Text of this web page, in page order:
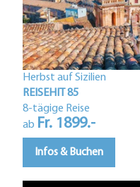
Herbst auf Sizilien
REISEHIT 85
8-tägige Reise
ab Fr. 1899.-
Infos & Buchen